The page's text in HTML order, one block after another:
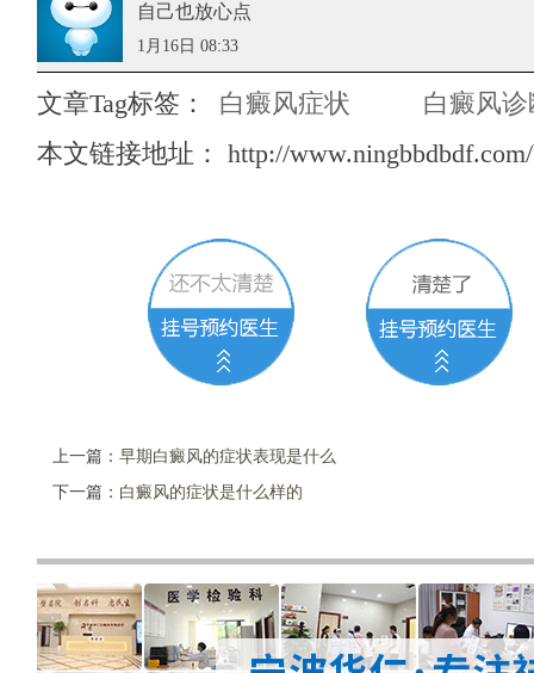
自己也放心点
1月16日 08:33
文章Tag标签： 白癜风症状
白癜风诊
本文链接地址： http://
上一篇： 早期白癜风的症状表现是什么
下一篇： 白癜风的症状是什么样的